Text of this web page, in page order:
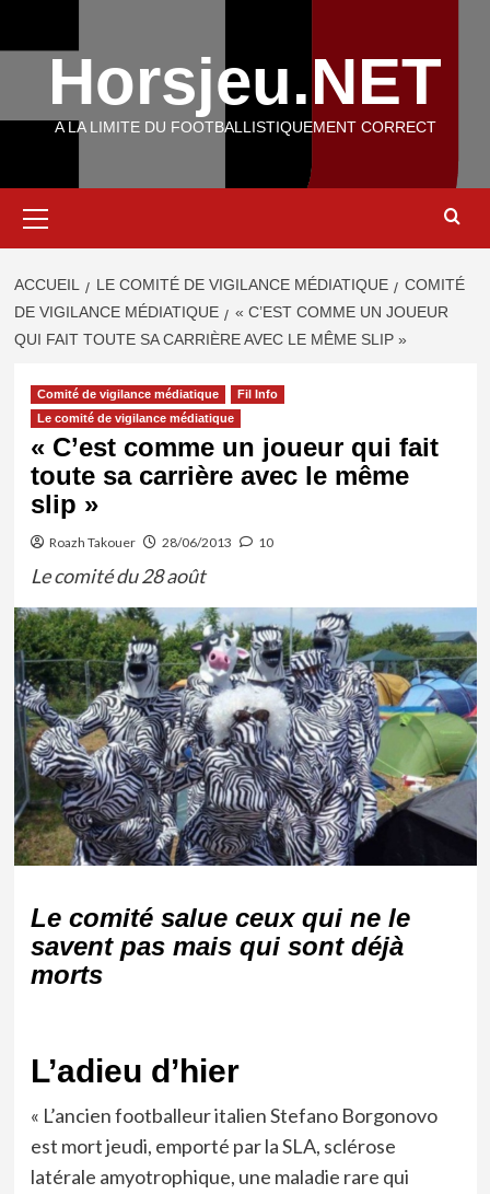
Horsjeu.NET
A LA LIMITE DU FOOTBALLISTIQUEMENT CORRECT
principal
ACCUEIL LE COMITÉ DE VIGILANCE MÉDIATIQUE
COMITÉ
DE VIGILANCE MÉDIATIQUE
« C’EST COMME UN JOUEUR
QUI FAIT TOUTE SA CARRIÈRE AVEC LE MÊME SLIP »
Comité de vigilance médiatique
Fil Info
Le comité de vigilance médiatique
« C’est comme un joueur qui fait
toute sa carrière avec le même
slip »
Roazh Takouer 28/06/2013 10
Le comité du 28 août
Le comité salue ceux qui ne le
savent pas mais qui sont déjà
morts
L’adieu d’hier
« L’ancien footballeur italien Stefano Borgonovo
est mort jeudi, emporté par la SLA, sclérose
latérale amyotrophique, une maladie rare qui